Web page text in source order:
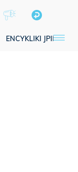
ENCYKLIKI JPII